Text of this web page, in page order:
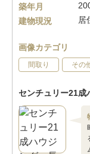
築年月
建物現況
居
画像カテゴリ
間取り その
センチュリー21成